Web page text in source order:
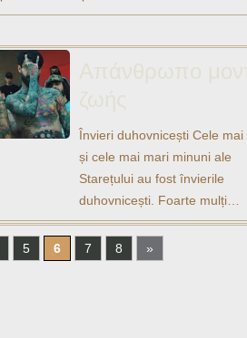
Απάνθρωπο
ζωής
Învieri duhovnicești Cele mai
și cele mai mari minuni ale
Starețului au fost învierile
duhovnicești. Foarte mulți…
5 6 7 8 »